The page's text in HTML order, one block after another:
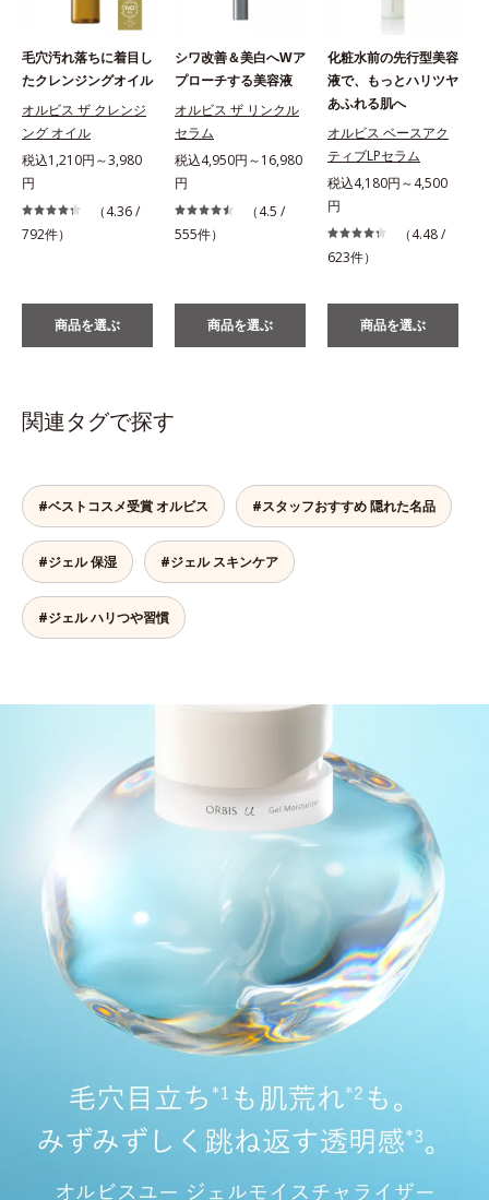
毛穴汚れ落ちに着目し
たクレンジングオイル
オルビス ザ クレンジ
ング オイル
税込1,210円～3,980
円
（4.36 /
792件）
商品を選ぶ
シワ改善＆美白へWア
プローチする美容液
オルビス ザ リンクル
セラム
税込4,950円～16,980
円
（4.5 /
555件）
商品を選ぶ
化粧水前の先行型美容
液で、もっとハリツヤ
あふれる肌へ
オルビス ベースアク
ティブLPセラム
税込4,180円～4,500
円
（4.48 /
623件）
商品を選ぶ
関連タグで探す
#ベストコスメ受賞 オルビス #スタッフおすすめ 隠れた名品
#ジェル 保湿 #ジェル スキンケア
#ジェル ハリつや習慣